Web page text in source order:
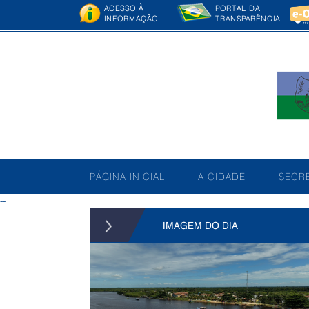
ACESSO À
INFORMAÇÃO
PORTAL DA
TRANSPARÊNCIA
PÁGINA INICIAL A CIDADE
--
IMAGEM DO DIA